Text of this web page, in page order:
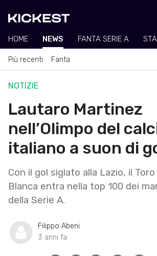
HOME NEWS FANTA SERIE A
Più recenti Fanta
NOTIZIE
Lautaro Martinez
nell’Olimpo del
italiano a suon di
Con il gol siglato alla Lazio, il
Blanca entra nella top 100 dei
della Serie A.
Filippo Abeni
3 anni fa